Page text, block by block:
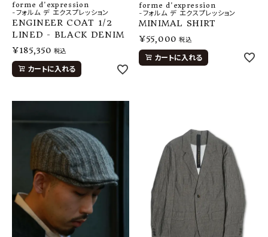
forme d'expression
-フォルム デ エクスプレッション
ENGINEER COAT 1/2
LINED - BLACK DENIM
¥185,350 税込
カートに入れる
forme d'expression
-フォルム デ エクスプレッション
MINIMAL SHIRT
¥55,000 税込
カートに入れる